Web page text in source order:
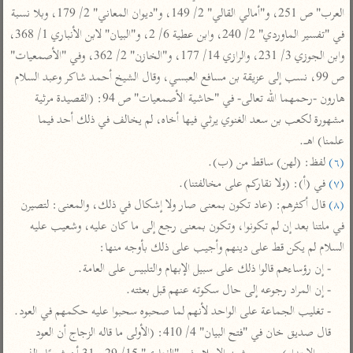
تفسير السمرقندي
تفسير الثعلبي
تفسير أبي السعود
الكشاف للزمخشري
الدر المنثور
تفسير ابن أبي حاتم
تفسير مقاتل
تفسير قتادة
اشترك لتصلك أخبار مشاريعنا
اشترك
راسلنا •تليجرام •تويتر
تعليمات•عن الباحث القرآني
علمنا) اهـ.
(٦)
لفظ: (لهن) ساقط من (ب).
(٧)
في (أ): (ولا نقاركم على مخالفتنا).
(٨)
السلام لم يكن قط على دينهم وأجيب على ذلك بأوجه منها:
- إن رؤساءهم قالوا ذلك على سبيل الإبهام والتلبيس على العامة.
- إن المراد رجوعه إلى حال سكوته عنهم قبل بعثته.
- تغليب الجماعة على الواحد لأنهم لما صحبوه سحبوا عليه حكمهم في العود.